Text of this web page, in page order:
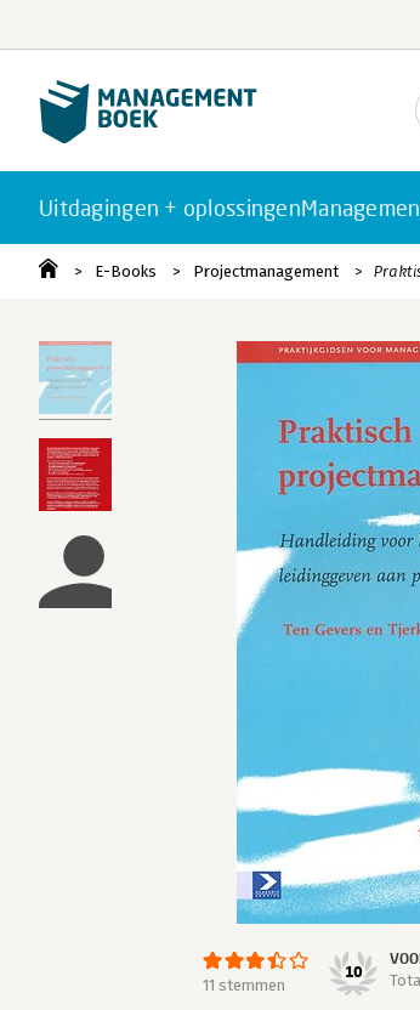
Uitdagingen + oplossingen
E-Books Projectmanagement
11 stemmen
10